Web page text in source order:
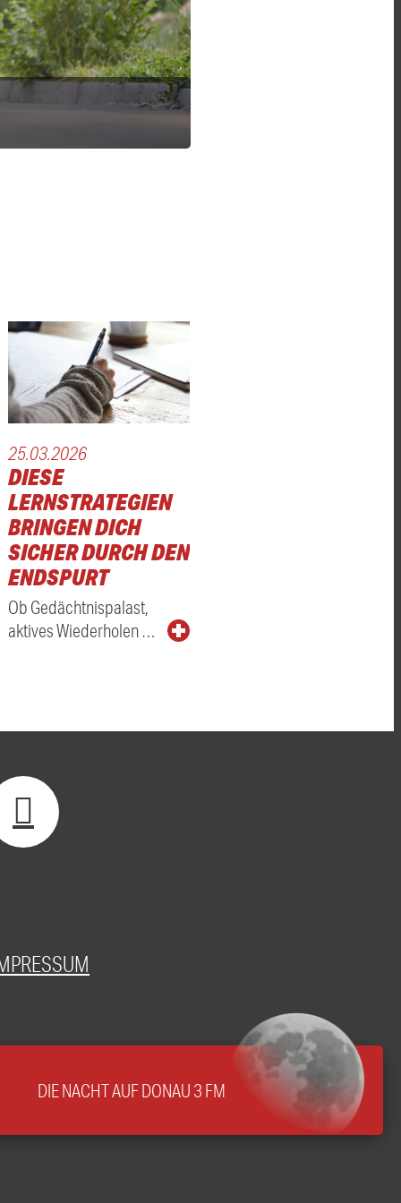
25.03.2026
DIESE
LERNSTRATEGIEN
BRINGEN DICH
SICHER DURCH DEN
ENDSPURT
Ob Gedächtnispalast,
aktives Wiederholen …
DIE NACHT AUF DONAU 3 FM